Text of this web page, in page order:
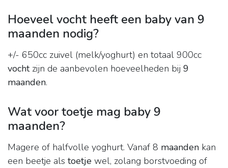
Hoeveel vocht heeft een baby van 9
maanden nodig?
+/- 650cc zuivel (melk/yoghurt) en totaal 900cc
vochtzijn de aanbevolen hoeveelheden bij 9
maanden.
Wat voor toetje mag baby 9
maanden?
Magere of halfvolle yoghurt. Vanaf 8 maanden kan
een beetje als toetje wel, zolang borstvoeding of